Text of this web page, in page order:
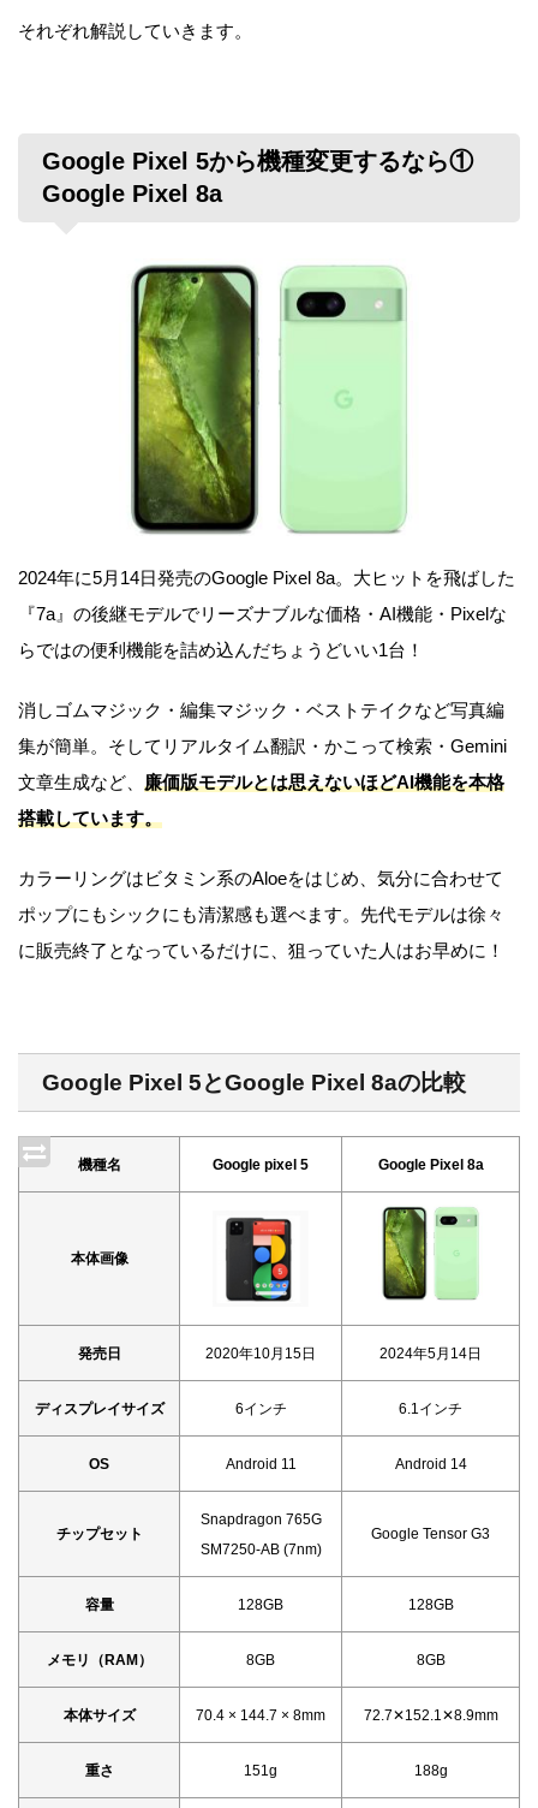
それぞれ解説していきます。
Google Pixel 5から機種変更するなら①
Google Pixel 8a
2024年に5月14日発売のGoogle Pixel 8a。大ヒットを飛ばした
『7a』の後継モデルでリーズナブルな価格・AI機能・Pixelな
らではの便利機能を詰め込んだちょうどいい1台！
消しゴムマジック・編集マジック・ベストテイクなど写真編
集が簡単。そしてリアルタイム翻訳・かこって検索・Gemini
文章生成など、 廉価版モデルとは思えないほどAI機能を本格
搭載しています。
カラーリングはビタミン系のAloeをはじめ、気分に合わせて
ポップにもシックにも清潔感も選べます。先代モデルは徐々
に販売終了となっているだけに、狙っていた人はお早めに！
Google Pixel 5とGoogle Pixel 8aの比較
機種名 Google pixel 5 Google Pixel 8a
本体画像
発売日 2020年10月15日 2024年5月14日
ディスプレイサイズ 6インチ 6.1インチ
OS Android 11 Android 14
チップセット
Snapdragon 765G
SM7250-AB (7nm)
Google Tensor G3
容量 128GB 128GB
メモリ（RAM） 8GB 8GB
本体サイズ 70.4 × 144.7 × 8mm 72.7✕152.1✕8.9mm
重さ 151g 188g